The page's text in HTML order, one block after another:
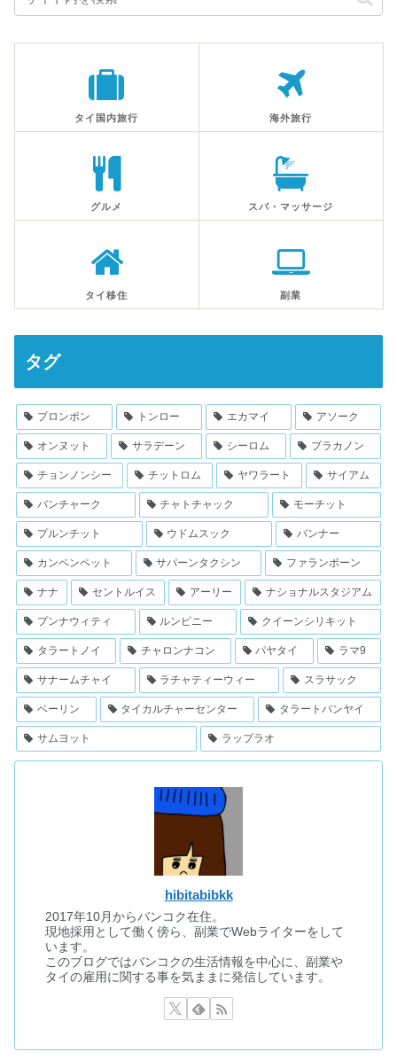
タイ国内旅行 海外旅行
グルメ スパ・マッサージ
タイ移住 副業
タグ
プロンポン トンロー エカマイ アソーク
オンヌット サラデーン シーロム プラカノン
チョンノンシー チットロム ヤワラート サイアム
バンチャーク チャトチャック モーチット
プルンチット ウドムスック バンナー
カンペンペット サパーンタクシン ファランポーン
ナナ セントルイス アーリー ナショナルスタジアム
プンナウィティ ルンピニー クイーンシリキット
タラートノイ チャロンナコン パヤタイ ラマ9
サナームチャイ ラチャティーウィー スラサック
ベーリン タイカルチャーセンター タラートバンヤイ
サムヨット ラップラオ
hibitabibkk
2017年10月からバンコク在住。
現地採用として働く傍ら、副業でWebライターをして
います。
このブログではバンコクの生活情報を中心に、副業や
タイの雇用に関する事を気ままに発信しています。